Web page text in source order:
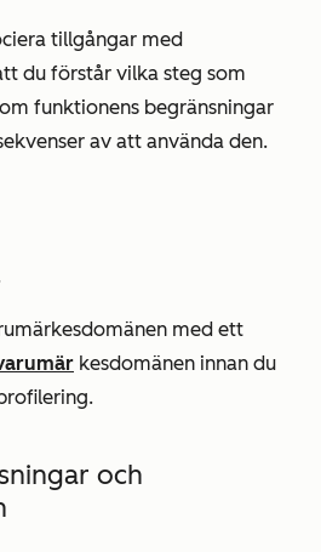
tillgångar med
du förstår vilka steg som
funktionens begränsningar
av att använda den.
med ett
kesdomänen innan du
och